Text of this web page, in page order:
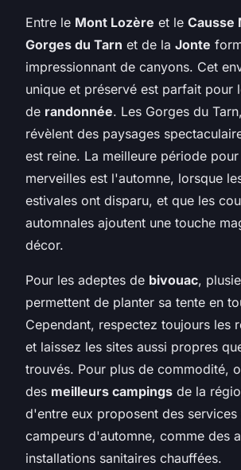
Entre le Mont Lozère et le Causse
Gorges du Tarn et de la Jonte
impressionnant de canyons. Cet
unique et préservé est parfait pour
de randonnée. Les Gorges du
révèlent des paysages
est reine. La meilleure période
merveilles est l'automne, lorsque
estivales ont disparu, et que les
automnales ajoutent une touche
décor.
Pour les adeptes de bivouac,
permettent de planter sa tente en
Cependant, respectez toujours les
et laissez les sites aussi propres
trouvés. Pour plus de commodité,
des meilleurs campings de la
d'entre eux proposent des services
campeurs d'automne, comme des
installations sanitaires chauffées.